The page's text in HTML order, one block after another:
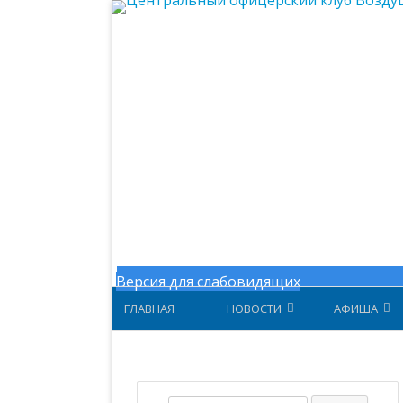
Центральный офицерский
Версия для слабовидящих
ГЛАВНАЯ НОВОСТИ
НОВОСТИ ЦОК ВКС
АФИША
АФИША 2023